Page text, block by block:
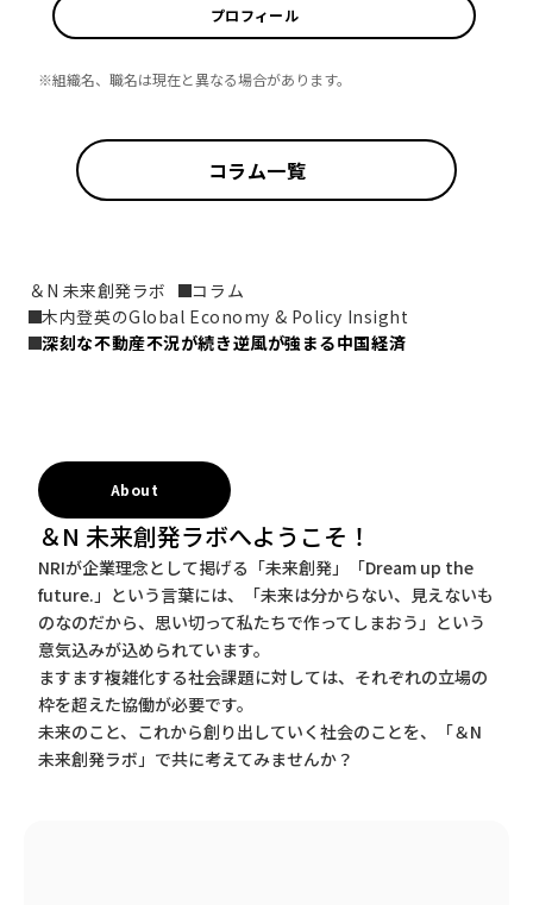
プロフィール
※組織名、職名は現在と異なる場合があります。
コラム一覧
＆N 未来創発ラボ
コラム
木内登英のGlobal Economy & Policy Insight
深刻な不動産不況が続き逆風が強まる中国経済
About
＆N 未来創発ラボへようこそ！
NRIが企業理念として掲げる「未来創発」「Dream up the
future.」という言葉には、「未来は分からない、見えないも
のなのだから、思い切って私たちで作ってしまおう」という
意気込みが込められています。
ますます複雑化する社会課題に対しては、それぞれの立場の
枠を超えた協働が必要です。
未来のこと、これから創り出していく社会のことを、「＆N
未来創発ラボ」で共に考えてみませんか？